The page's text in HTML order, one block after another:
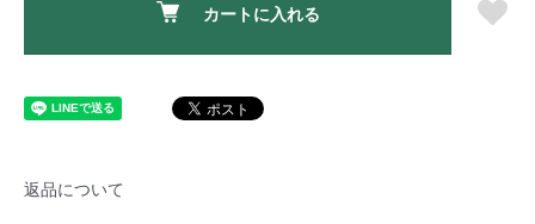
カートに入れる
返品について